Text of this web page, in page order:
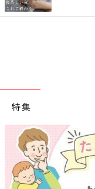
特集
【ワクチン接種できる